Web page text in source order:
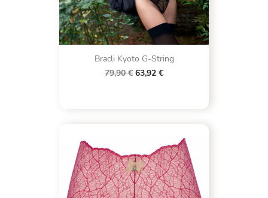
Bracli Kyoto G-String
79,90 € 63,92 €